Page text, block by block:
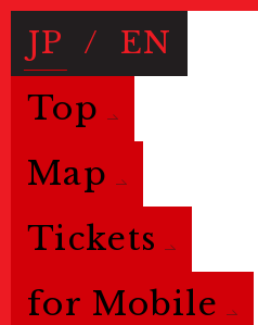
JP / EN
Top
Map
Tickets
for Mobile